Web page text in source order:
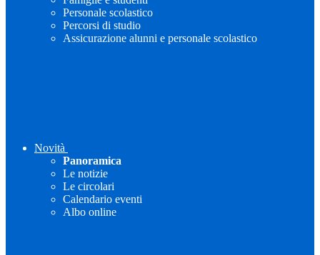
Personale scolastico
Percorsi di studio
Assicurazione alunni e personale scolastico
Novità
Panoramica
Le notizie
Le circolari
Calendario eventi
Albo online